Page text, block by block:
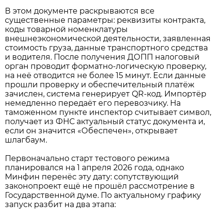
В этом документе раскрываются все
существенные параметры: реквизиты контракта,
коды товарной номенклатуры
внешнеэкономической деятельности, заявленная
стоимость груза, данные транспортного средства
и водителя. После получения ДОПП налоговый
орган проводит форматно-логическую проверку,
на неё отводится не более 15 минут. Если данные
прошли проверку и обеспечительный платёж
зачислен, система генерирует QR-код. Импортёр
немедленно передаёт его перевозчику. На
таможенном пункте инспектор считывает символ,
получает из ФНС актуальный статус документа и,
если он значится «Обеспечен», открывает
шлагбаум.
Первоначально старт тестового режима
планировался на 1 апреля 2026 года, однако
Минфин перенёс эту дату: сопутствующий
законопроект ещё не прошёл рассмотрение в
Государственной думе. По актуальному графику
запуск разбит на два этапа: